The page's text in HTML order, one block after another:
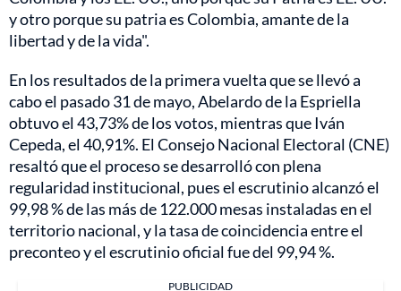
y otro porque su patria es Colombia, amante de la
libertad y de la vida".
En los resultados de la primera vuelta que se llevó a
cabo el pasado 31 de mayo, Abelardo de la Espriella
obtuvo el 43,73% de los votos, mientras que Iván
Cepeda, el 40,91%. El Consejo Nacional Electoral (CNE)
resaltó que el proceso se desarrolló con plena
regularidad institucional, pues el escrutinio alcanzó el
99,98 % de las más de 122.000 mesas instaladas en el
territorio nacional, y la tasa de coincidencia entre el
preconteo y el escrutinio oficial fue del 99,94 %.
PUBLICIDAD